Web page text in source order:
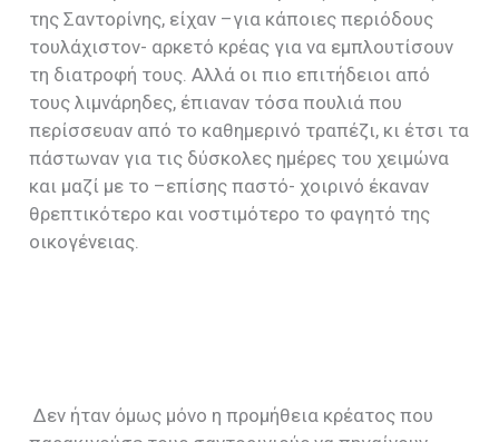
της Σαντορίνης, είχαν –για κάποιες περιόδους
τουλάχιστον- αρκετό κρέας για να εμπλουτίσουν
τη διατροφή τους. Αλλά οι πιο επιτήδειοι από
τους λιμνάρηδες, έπιαναν τόσα πουλιά που
περίσσευαν από το καθημερινό τραπέζι, κι έτσι τα
πάστωναν για τις δύσκολες ημέρες του χειμώνα
και μαζί με το –επίσης παστό- χοιρινό έκαναν
θρεπτικότερο και νοστιμότερο το φαγητό της
οικογένειας.
Δεν ήταν όμως μόνο η προμήθεια κρέατος που